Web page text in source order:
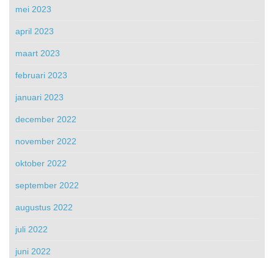
mei 2023
april 2023
maart 2023
februari 2023
januari 2023
december 2022
november 2022
oktober 2022
september 2022
augustus 2022
juli 2022
juni 2022